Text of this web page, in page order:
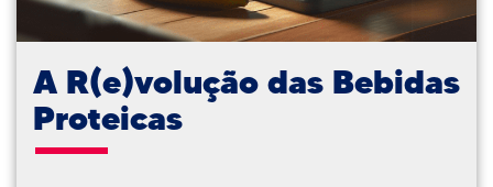
A R(e)volução das Bebidas
Proteicas